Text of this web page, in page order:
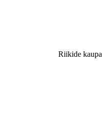
Riikide kaupa